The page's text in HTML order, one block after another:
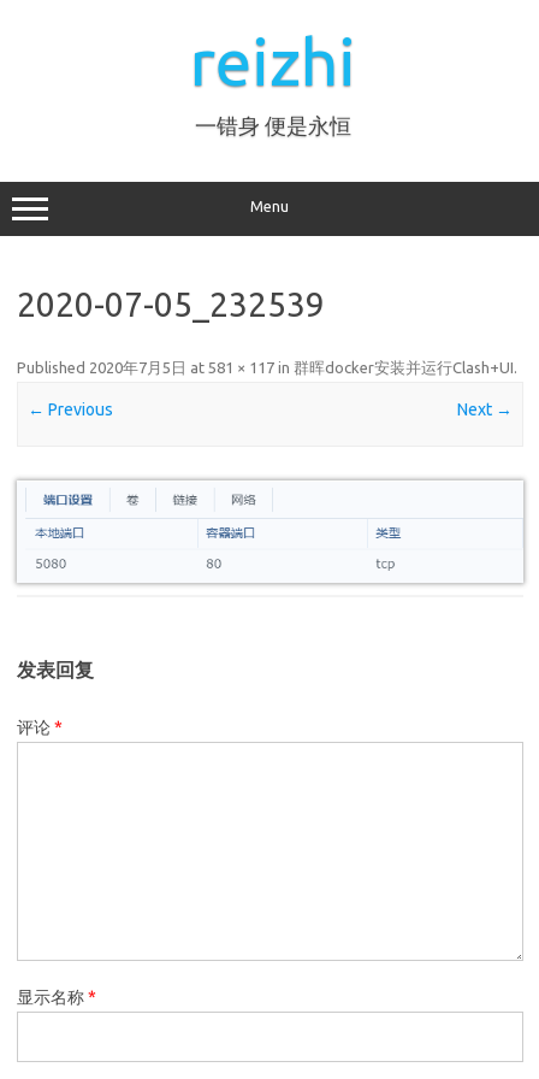
reizhi
一错身 便是永恒
Menu
2020-07-05_232539
Published 2020年7月5日 at 581 × 117 in 群晖docker安装并运行Clash+UI.
← Previous Next →
发表回复
评论*
显示名称*